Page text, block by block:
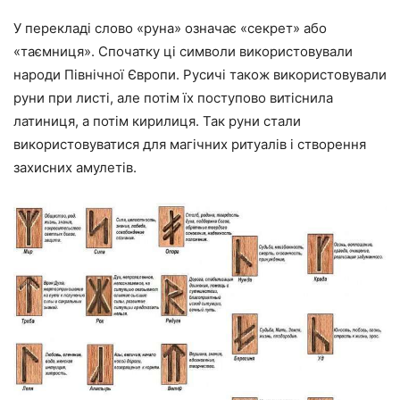
У перекладі слово «руна» означає «секрет» або
«таємниця». Спочатку ці символи використовували
народи Північної Європи. Русичі також використовували
руни при листі, але потім їх поступово витіснила
латиниця, а потім кирилиця. Так руни стали
використовуватися для магічних ритуалів і створення
захисних амулетів.